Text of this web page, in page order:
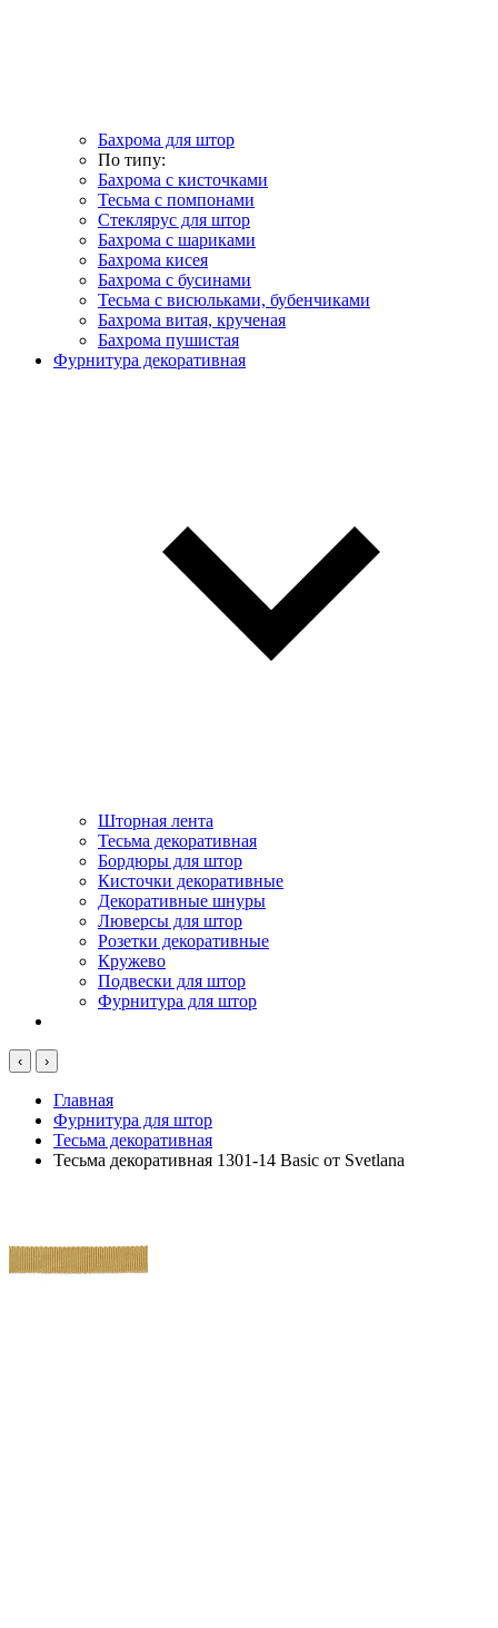
Бахрома для штор
По типу:
Бахрома с кисточками
Тесьма с помпонами
Стеклярус для штор
Бахрома с шариками
Бахрома кисея
Бахрома с бусинами
Тесьма с висюльками, бубенчиками
Бахрома витая, крученая
Бахрома пушистая
Фурнитура декоративная
Шторная лента
Тесьма декоративная
Бордюры для штор
Кисточки декоративные
Декоративные шнуры
Люверсы для штор
Розетки декоративные
Кружево
Подвески для штор
Фурнитура для штор
‹ ›
Главная
Фурнитура для штор
Тесьма декоративная
Тесьма декоративная 1301-14 Basic от Svetlana